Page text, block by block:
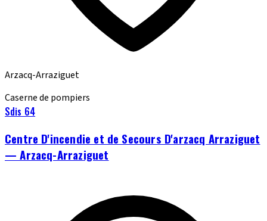
Arzacq-Arraziguet
Caserne de pompiers
Sdis 64
Centre D'incendie et de Secours D'arzacq Arraziguet
— Arzacq-Arraziguet